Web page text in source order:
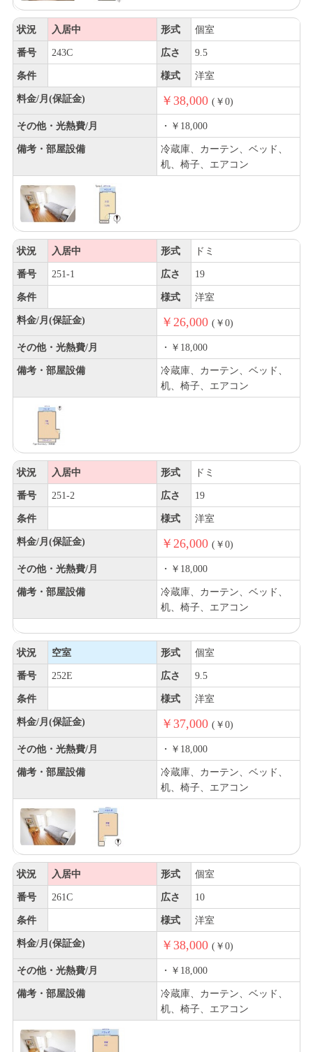
状況 入居中 形式 個室
番号 243C 広さ 9.5
条件 様式 洋室
料金/月(保証金) ￥38,000 (￥0)
その他・光熱費/月 ・￥18,000
備考・部屋設備
冷蔵庫、カーテン、ベッド、
机、椅子、エアコン
状況 入居中 形式 ドミ
番号 251-1 広さ 19
条件 様式 洋室
料金/月(保証金) ￥26,000 (￥0)
その他・光熱費/月 ・￥18,000
備考・部屋設備
冷蔵庫、カーテン、ベッド、
机、椅子、エアコン
状況 入居中 形式 ドミ
番号 251-2 広さ 19
条件 様式 洋室
料金/月(保証金) ￥26,000 (￥0)
その他・光熱費/月 ・￥18,000
備考・部屋設備
冷蔵庫、カーテン、ベッド、
机、椅子、エアコン
状況 空室 形式 個室
番号 252E 広さ 9.5
条件 様式 洋室
料金/月(保証金) ￥37,000 (￥0)
その他・光熱費/月 ・￥18,000
備考・部屋設備
冷蔵庫、カーテン、ベッド、
机、椅子、エアコン
状況 入居中 形式 個室
番号 261C 広さ 10
条件 様式 洋室
料金/月(保証金) ￥38,000 (￥0)
その他・光熱費/月 ・￥18,000
備考・部屋設備
冷蔵庫、カーテン、ベッド、
机、椅子、エアコン